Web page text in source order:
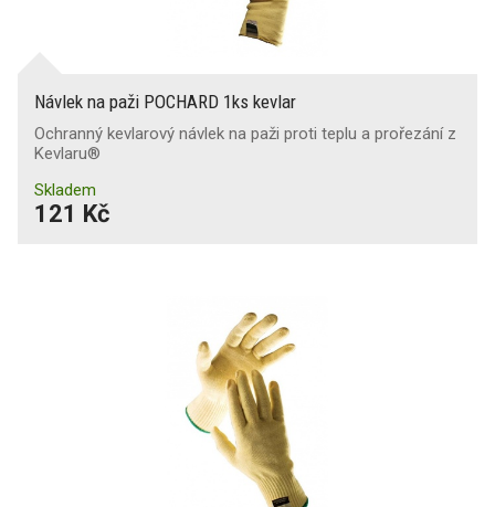
Návlek na paži POCHARD 1ks kevlar
Ochranný kevlarový návlek na paži proti teplu a prořezání z
Kevlaru®
Skladem
121 Kč